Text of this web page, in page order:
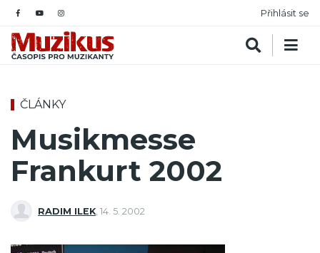
Přihlásit se
ČLÁNKY
Musikmesse
Frankurt 2002
RADIM ILEK 14. 5. 2002